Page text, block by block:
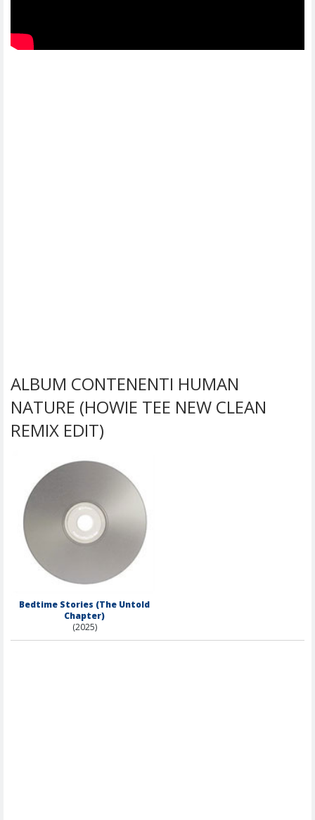
ALBUM CONTENENTI HUMAN
NATURE (HOWIE TEE NEW CLEAN
REMIX EDIT)
Bedtime Stories (The Untold
Chapter)
(2025)